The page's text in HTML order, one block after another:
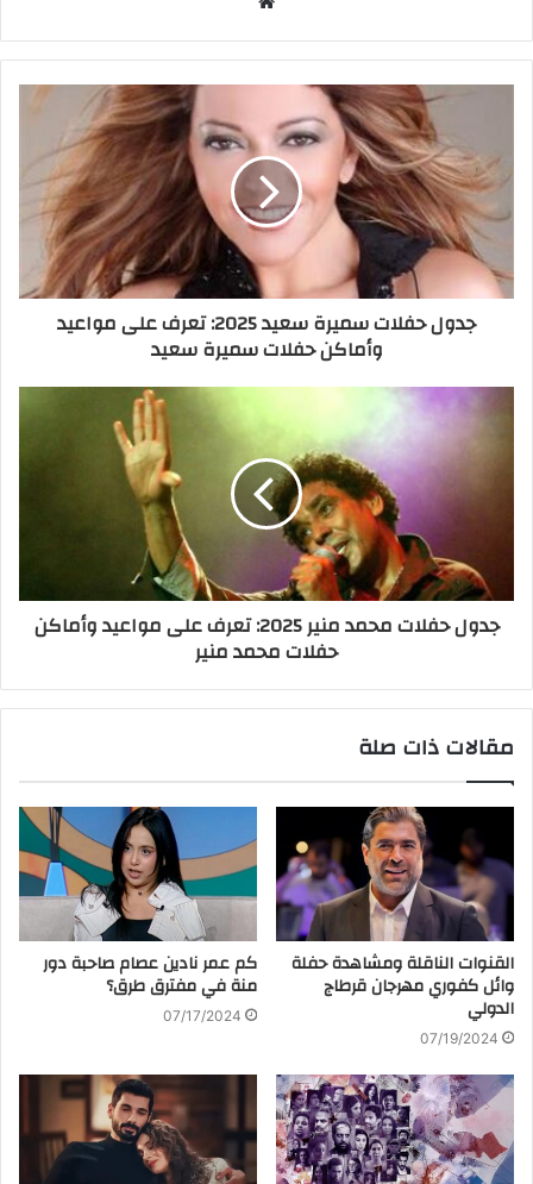
جدول حفلات سميرة سعيد 2025: تعرف على مواعيد
وأماكن حفلات سميرة سعيد
جدول حفلات محمد منير 2025: تعرف على مواعيد وأماكن
حفلات محمد منير
مقالات ذات صلة
القنوات الناقلة ومشاهدة حفلة
وائل كفوري مهرجان قرطاج
الدولي
07/19/2024
كم عمر نادين عصام صاحبة دور
منة في مفترق طرق؟
07/17/2024